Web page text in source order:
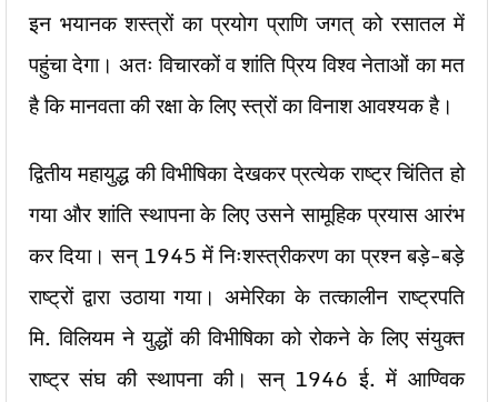
इन भयानक शस्त्रों का प्रयोग प्राणि जगत् को रसातल में
पहुंचा देगा। अतः विचारकों व शांति प्रिय विश्व नेताओं का मत
है कि मानवता की रक्षा के लिए स्त्रों का विनाश आवश्यक है।
द्वितीय महायुद्ध की विभीषिका देखकर प्रत्येक राष्ट्र चिंतित हो
गया और शांति स्थापना के लिए उसने सामूहिक प्रयास आरंभ
कर दिया। सन् 1945 में निःशस्त्रीकरण का प्रश्न बड़े-बड़े
राष्ट्रों द्वारा उठाया गया। अमेरिका के तत्कालीन राष्ट्रपति
मि. विलियम ने युद्धों की विभीषिका को रोकने के लिए संयुक्त
राष्ट्र संघ की स्थापना की। सन् 1946 ई. में आण्विक